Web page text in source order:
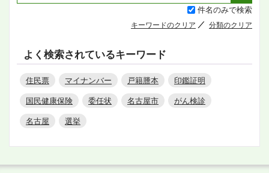
件名のみで検索
キーワードのクリア 分類のクリア
よく検索されているキーワード
住民票 マイナンバー 戸籍謄本
印鑑証明
国民健康保険
委任状 名古屋市
がん検診
名古屋
選挙